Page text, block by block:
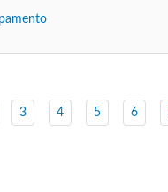
3 4 5 6